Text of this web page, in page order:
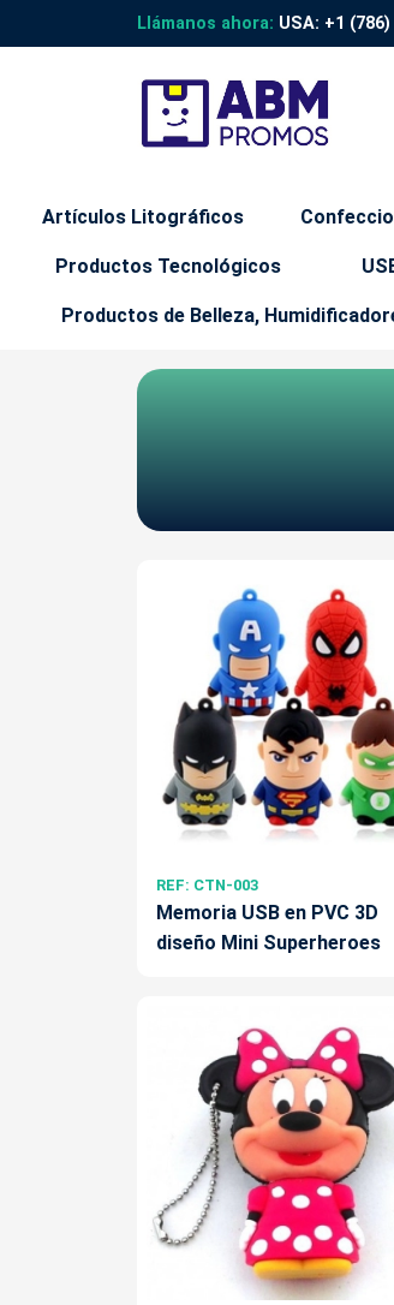
Llámanos ahora: USA: +1
Artículos Litográficos
Productos Tecnológicos
Productos de Belleza,
REF: CTN-003
Memoria USB en PVC 3D
diseño Mini Superheroes